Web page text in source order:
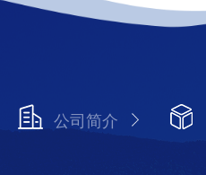
公司简介